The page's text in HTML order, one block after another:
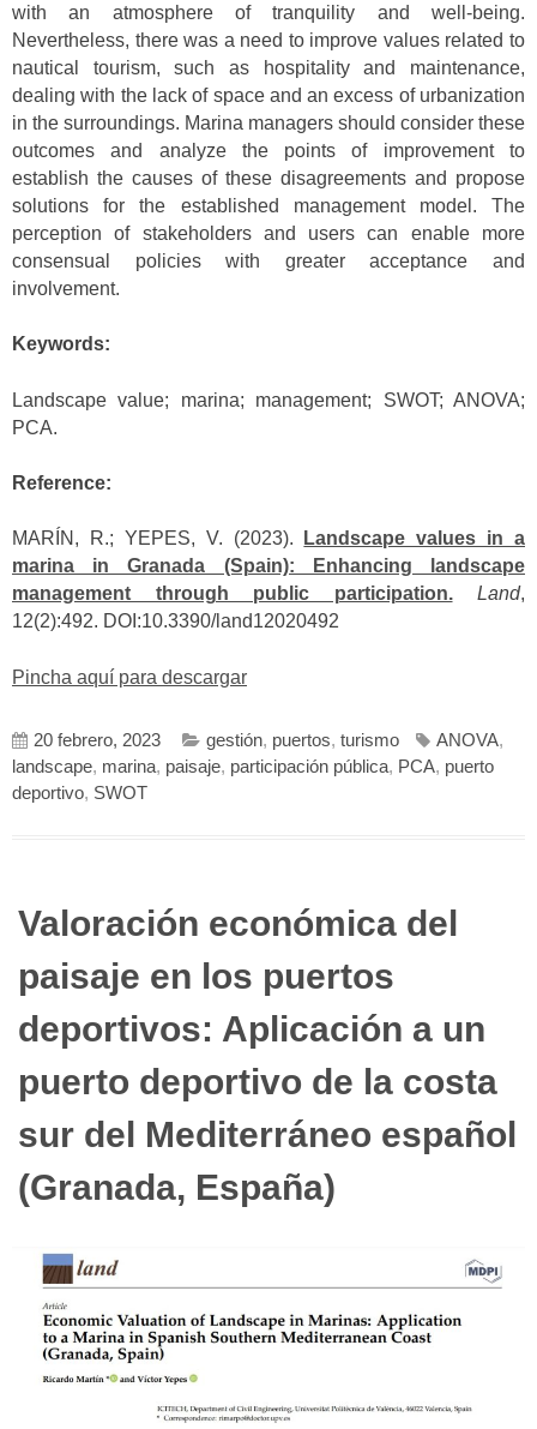
with an atmosphere of tranquility and well-being.
Nevertheless, there was a need to improve values related to
nautical tourism, such as hospitality and maintenance,
dealing with the lack of space and an excess of urbanization
in the surroundings. Marina managers should consider these
outcomes and analyze the points of improvement to
establish the causes of these disagreements and propose
solutions for the established management model. The
perception of stakeholders and users can enable more
consensual policies with greater acceptance and
involvement.
Keywords:
Landscape value; marina; management; SWOT; ANOVA;
PCA.
Reference:
MARÍN, R.; YEPES, V. (2023).
Landscape values in a
marina in Granada (Spain): Enhancing landscape
management through public participation.
Land,
12(2):492. DOI:10.3390/land12020492
Pincha aquí para descargar
20 febrero, 2023 gestión, puertos, turismo ANOVA,
landscape, marina, paisaje, participación pública, PCA, puerto
deportivo, SWOT
Valoración económica del
paisaje en los puertos
deportivos: Aplicación a un
puerto deportivo de la costa
sur del Mediterráneo español
(Granada, España)